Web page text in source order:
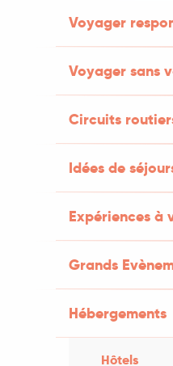
Voyager
Voyager sans
Circuits
Idées de
Expériences à
Grands
Hébergements
Hôtels
erreur
DE